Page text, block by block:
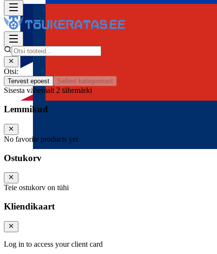
Otsi:
Tervest epoest Sellest kategooriast
Sisesta vähemalt 2 tähemärki
Lemmikud
No favorite products yet
Ostukorv
Teie ostukorv on tühi
Kliendikaart
Log in to access your client card